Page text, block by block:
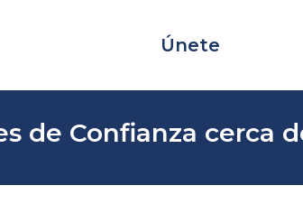
Únete
de Confianza cerca